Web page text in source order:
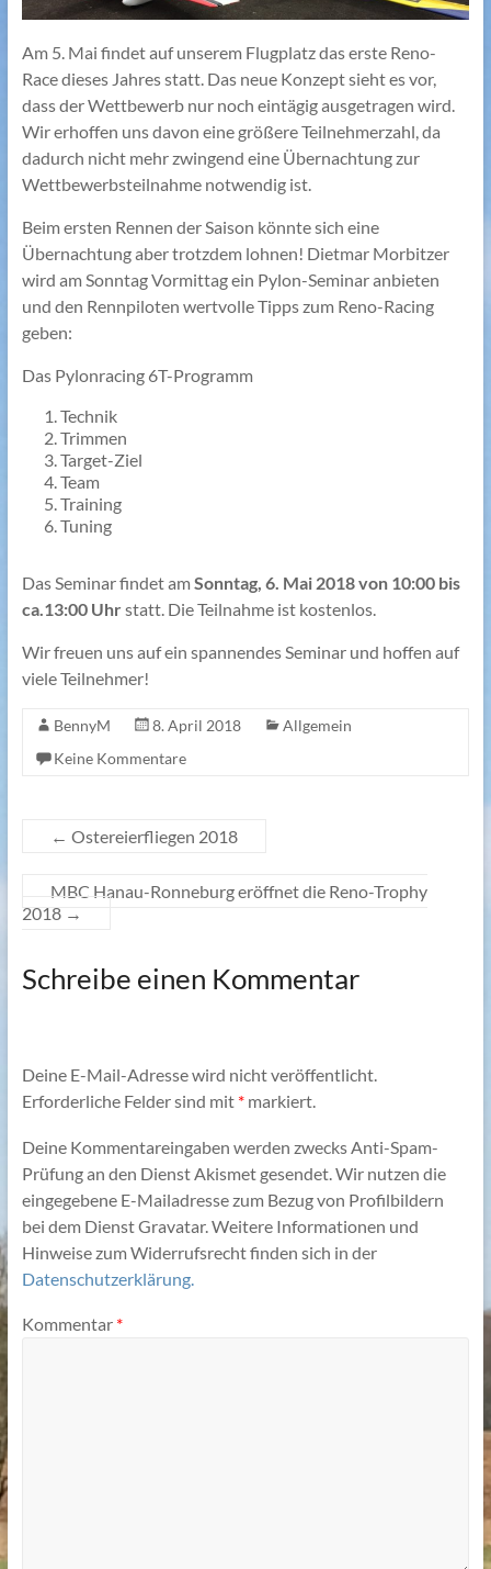
Am 5. Mai findet auf unserem Flugplatz das erste Reno-
Race dieses Jahres statt. Das neue Konzept sieht es vor,
dass der Wettbewerb nur noch eintägig ausgetragen wird.
Wir erhoffen uns davon eine größere Teilnehmerzahl, da
dadurch nicht mehr zwingend eine Übernachtung zur
Wettbewerbsteilnahme notwendig ist.
Beim ersten Rennen der Saison könnte sich eine
Übernachtung aber trotzdem lohnen! Dietmar Morbitzer
wird am Sonntag Vormittag ein Pylon-Seminar anbieten
und den Rennpiloten wertvolle Tipps zum Reno-Racing
geben:
Das Pylonracing 6T-Programm
Technik
Trimmen
Target-Ziel
Team
Training
Tuning
Das Seminar findet amSonntag, 6. Mai 2018 von 10:00 bis
ca.13:00 Uhrstatt. Die Teilnahme ist kostenlos.
Wir freuen uns auf ein spannendes Seminar und hoffen auf
viele Teilnehmer!
BennyM 8. April 2018
Allgemein
Keine Kommentare
← Ostereierfliegen 2018
MBC Hanau-Ronneburg eröffnet die Reno-Trophy
2018 →
Schreibe einen Kommentar
Deine E-Mail-Adresse wird nicht veröffentlicht.
Erforderliche Felder sind mit *markiert.
Deine Kommentareingaben werden zwecks Anti-Spam-
Prüfung an den Dienst Akismet gesendet. Wir nutzen die
eingegebene E-Mailadresse zum Bezug von Profilbildern
bei dem Dienst Gravatar. Weitere Informationen und
Hinweise zum Widerrufsrecht finden sich in der
Datenschutzerklärung.
Kommentar *